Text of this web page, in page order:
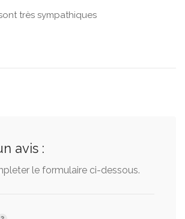
très sympathiques
avis :
le formulaire ci-dessous.